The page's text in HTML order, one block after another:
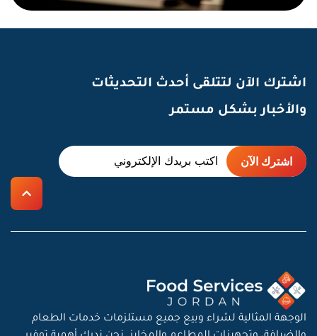
اشترك الآن لتتلقى أحدث التحديثات
والأخبار بشكل مستمر
الوجهة المثالية لشراء وبيع جميع مستلزمات خدمات الطعام